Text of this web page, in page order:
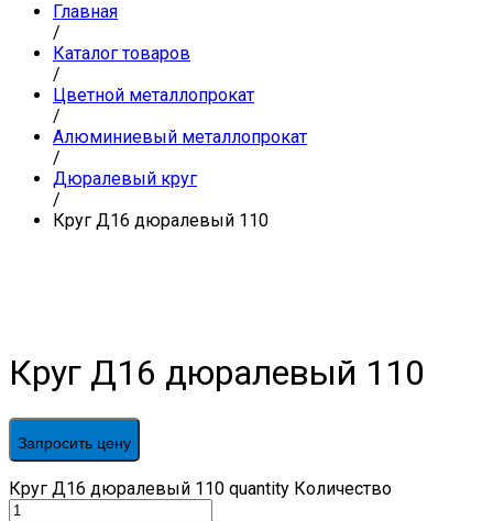
Главная
/
Каталог товаров
/
Цветной металлопрокат
/
Алюминиевый металлопрокат
/
Дюралевый круг
/
Круг Д16 дюралевый 110
Круг Д16 дюралевый 110
Запросить цену
Круг Д16 дюралевый 110 quantity Количество